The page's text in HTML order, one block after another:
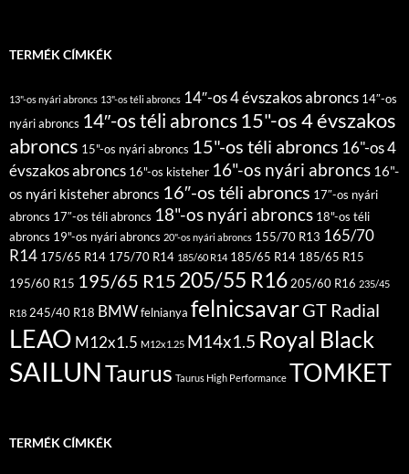
TERMÉK CÍMKÉK
13"-os nyári abroncs 13"-os téli abroncs 14″-os 4 évszakos abroncs 14″-os
nyári abroncs 14″-os téli abroncs15"-os 4 évszakos
abroncs 15"-os nyári abroncs 15"-os téli abroncs 16"-os 4
évszakos abroncs 16"-os kisteher 16"-os nyári abroncs 16"-
os nyári kisteher abroncs 16″-os téli abroncs 17″-os nyári
abroncs 17″-os téli abroncs 18"-os nyári abroncs 18"-os téli
abroncs 19"-os nyári abroncs 20"-os nyári abroncs 155/70 R13 165/70
R14 175/65 R14 175/70 R14 185/60 R14 185/65 R14 185/65 R15
195/60 R15 195/65 R15 205/55 R16 205/60 R16 235/45
R18 245/40 R18 BMWfelnianya felnicsavarGT Radial
LEAO M12x1.5 M12x1.25 M14x1.5 Royal Black
SAILUNTaurus Taurus High Performance TOMKET
TERMÉK CÍMKÉK